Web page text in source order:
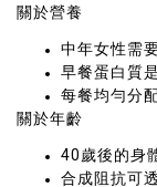
關於營養
中年女性需
早餐蛋白質
每餐均勻分
關於年齡
40歲後的身
合成阻抗可